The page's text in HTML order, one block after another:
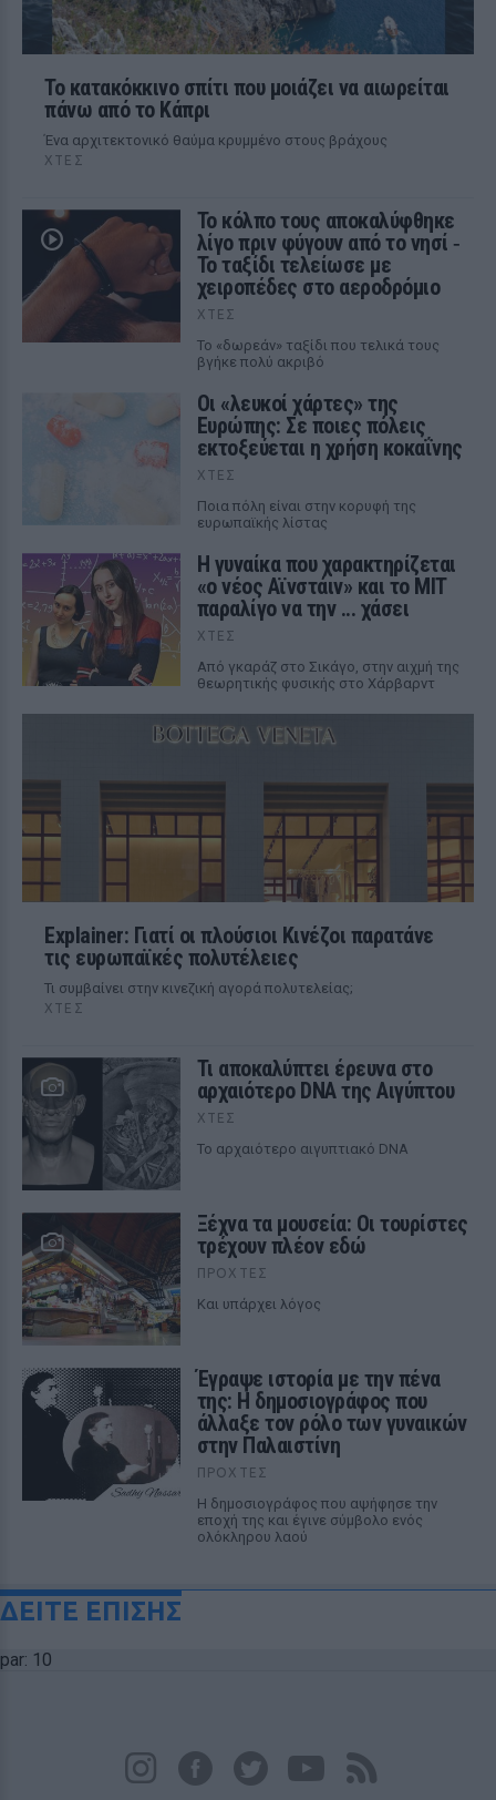
Το κατακόκκινο σπίτι που μοιάζει να αιωρείται
πάνω από το Κάπρι
Ένα αρχιτεκτονικό θαύμα κρυμμένο στους βράχους
ΧΤΕΣ
Το κόλπο τους αποκαλύφθηκε
λίγο πριν φύγουν από το νησί ‑
Το ταξίδι τελείωσε με
χειροπέδες στο αεροδρόμιο
ΧΤΕΣ
Το «δωρεάν» ταξίδι που τελικά τους
βγήκε πολύ ακριβό
Οι «λευκοί χάρτες» της
Ευρώπης: Σε ποιες πόλεις
εκτοξεύεται η χρήση κοκαΐνης
ΧΤΕΣ
Ποια πόλη είναι στην κορυφή της
ευρωπαϊκής λίστας
Η γυναίκα που χαρακτηρίζεται
«ο νέος Αϊνστάιν» και το MIT
παραλίγο να την ... χάσει
ΧΤΕΣ
Από γκαράζ στο Σικάγο, στην αιχμή της
θεωρητικής φυσικής στο Χάρβαρντ
Explainer: Γιατί οι πλούσιοι Κινέζοι παρατάνε
τις ευρωπαϊκές πολυτέλειες
Τι συμβαίνει στην κινεζική αγορά πολυτελείας;
ΧΤΕΣ
Τι αποκαλύπτει έρευνα στο
αρχαιότερο DNA της Αιγύπτου
ΧΤΕΣ
Το αρχαιότερο αιγυπτιακό DNA
Ξέχνα τα μουσεία: Οι τουρίστες
τρέχουν πλέον εδώ
ΠΡΟΧΤΈΣ
Και υπάρχει λόγος
Έγραψε ιστορία με την πένα
της: Η δημοσιογράφος που
άλλαξε τον ρόλο των γυναικών
στην Παλαιστίνη
ΠΡΟΧΤΈΣ
Η δημοσιογράφος που αψήφησε την
εποχή της και έγινε σύμβολο ενός
ολόκληρου λαού
ΔΕΙΤΕ ΕΠΙΣΗΣ
par: 10